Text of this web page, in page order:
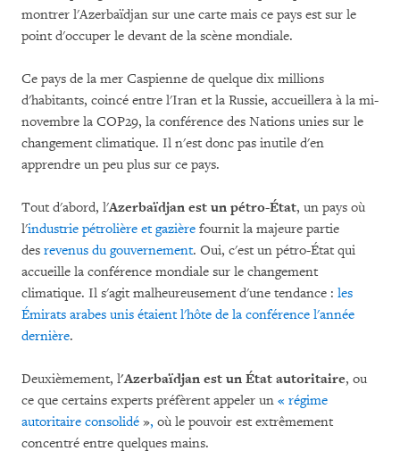
montrer l'Azerbaïdjan sur une carte mais ce pays est sur le
point d'occuper le devant de la scène mondiale.
Ce pays de la mer Caspienne de quelque dix millions
d'habitants, coincé entre l'Iran et la Russie, accueillera à la mi-
novembre la COP29, la conférence des Nations unies sur le
changement climatique. Il n'est donc pas inutile d'en
apprendre un peu plus sur ce pays.
Tout d'abord, l'Azerbaïdjan est un pétro-État, un pays où
l'industrie pétrolière et gazière fournit la majeure partie
des revenus du gouvernement. Oui, c'est un pétro-État qui
accueille la conférence mondiale sur le changement
climatique. Il s'agit malheureusement d'une tendance : les
Émirats arabes unis étaient l'hôte de la conférence l'année
dernière.
Deuxièmement, l'Azerbaïdjan est un État autoritaire, ou
ce que certains experts préfèrent appeler un « régime
autoritaire consolidé », où le pouvoir est extrêmement
concentré entre quelques mains.